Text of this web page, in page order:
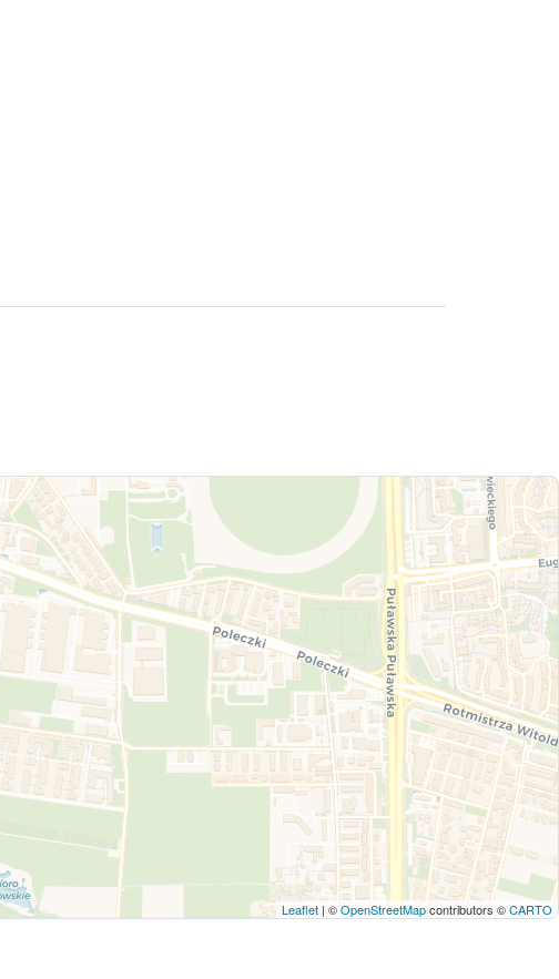
Leaflet | ©OpenStreetMapcontributors ©CARTO